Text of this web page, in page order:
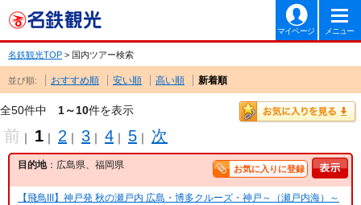
マイページ メニュー
名鉄観光TOP > 国内ツアー検索
並び順: おすすめ順 安い順 高い順 新着順
全50件中 1～10件を表示
前 ｜ 1 ｜ 2 ｜ 3 ｜ 4 ｜ 5 ｜ 次
目的地：広島県、福岡県 お気に入りに登録
【飛鳥III】神戸発 秋の瀬戸内 広島・博多クルーズ・神戸～（瀬戸内海）～